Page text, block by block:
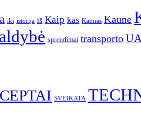
iki istorija iš Kaip kas Kaunas Kaune
sprendimai transporto
SVEIKATA